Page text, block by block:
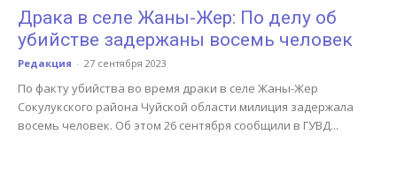
Драка в селе Жаны-Жер: По делу об
убийстве задержаны восемь человек
Редакция - 27 сентября 2023
По факту убийства во время драки в селе Жаны-Жер
Сокулукского района Чуйской области милиция задержала
восемь человек. Об этом 26 сентября сообщили в ГУВД...